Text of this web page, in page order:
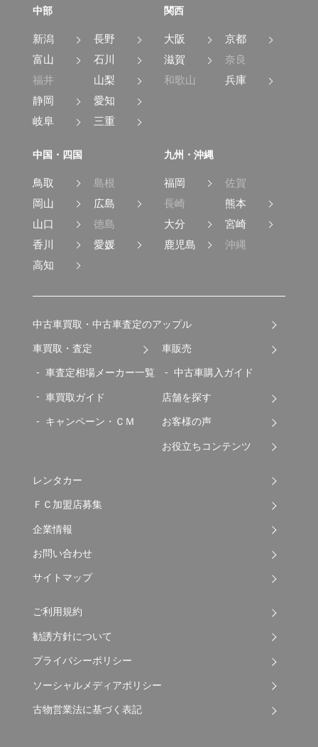
中部
新潟
長野
富山
石川
福井
山梨
静岡
愛知
岐阜
三重
関西
大阪
京都
滋賀
奈良
和歌山
兵庫
中国・四国
鳥取
島根
岡山
広島
山口
徳島
香川
愛媛
高知
九州・沖縄
福岡
佐賀
長崎
熊本
大分
宮崎
鹿児島
沖縄
中古車買取・中古車査定のアップル
車買取・査定
車査定相場メーカー一覧
車買取ガイド
キャンペーン・ＣＭ
車販売
中古車購入ガイド
店舗を探す
お客様の声
お役立ちコンテンツ
レンタカー
ＦＣ加盟店募集
企業情報
お問い合わせ
サイトマップ
ご利用規約
勧誘方針について
プライバシーポリシー
ソーシャルメディアポリシー
古物営業法に基づく表記